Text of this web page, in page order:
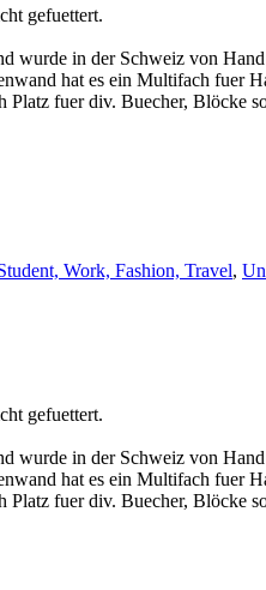
gefuettert.
wurde in der Schweiz von
hat es ein Multifach fuer
fuer div. Buecher, Blöcke
Work, Fashion, Travel,
gefuettert.
wurde in der Schweiz von
hat es ein Multifach fuer
fuer div. Buecher, Blöcke